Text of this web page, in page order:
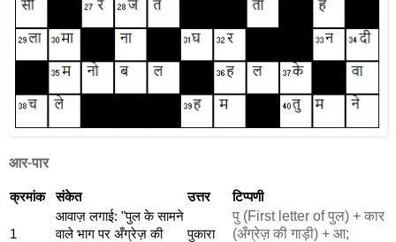
आर-पार
क्रमांक संकेत उत्तर टिप्पणी
1
आवाज़ लगाई: "पुल के सामने
वाले भाग पर अँग्रेज़ की
पुकारा
पु (First letter of पुल) + कार
(अँग्रेज़ की गाड़ी) + आ;